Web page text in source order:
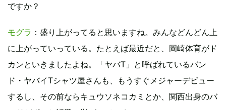
ですか？
モグラ ：盛り上がってると思いますね。みんなどんどん上
に上がっていっている。たとえば最近だと、岡崎体育がド
カンといきましたよね。「ヤバT」と呼ばれているバン
ド・ヤバイTシャツ屋さんも、もうすぐメジャーデビュー
するし、その前ならキュウソネコカミとか、関西出身のバ